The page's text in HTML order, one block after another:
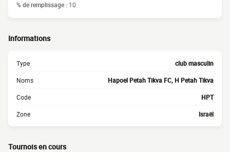
% de remplissage : 10
Informations
Type club masculin
Noms Hapoel Petah Tikva FC, H Petah Tikva
Code HPT
Zone Israël
Tournois en cours